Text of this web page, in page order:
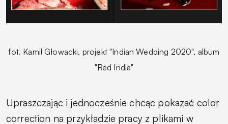
fot. Kamil Głowacki, projekt "Indian Wedding 2020", album
"Red India"
Upraszczając i jednocześnie chcąc pokazać color
correction na przykładzie pracy z plikami w